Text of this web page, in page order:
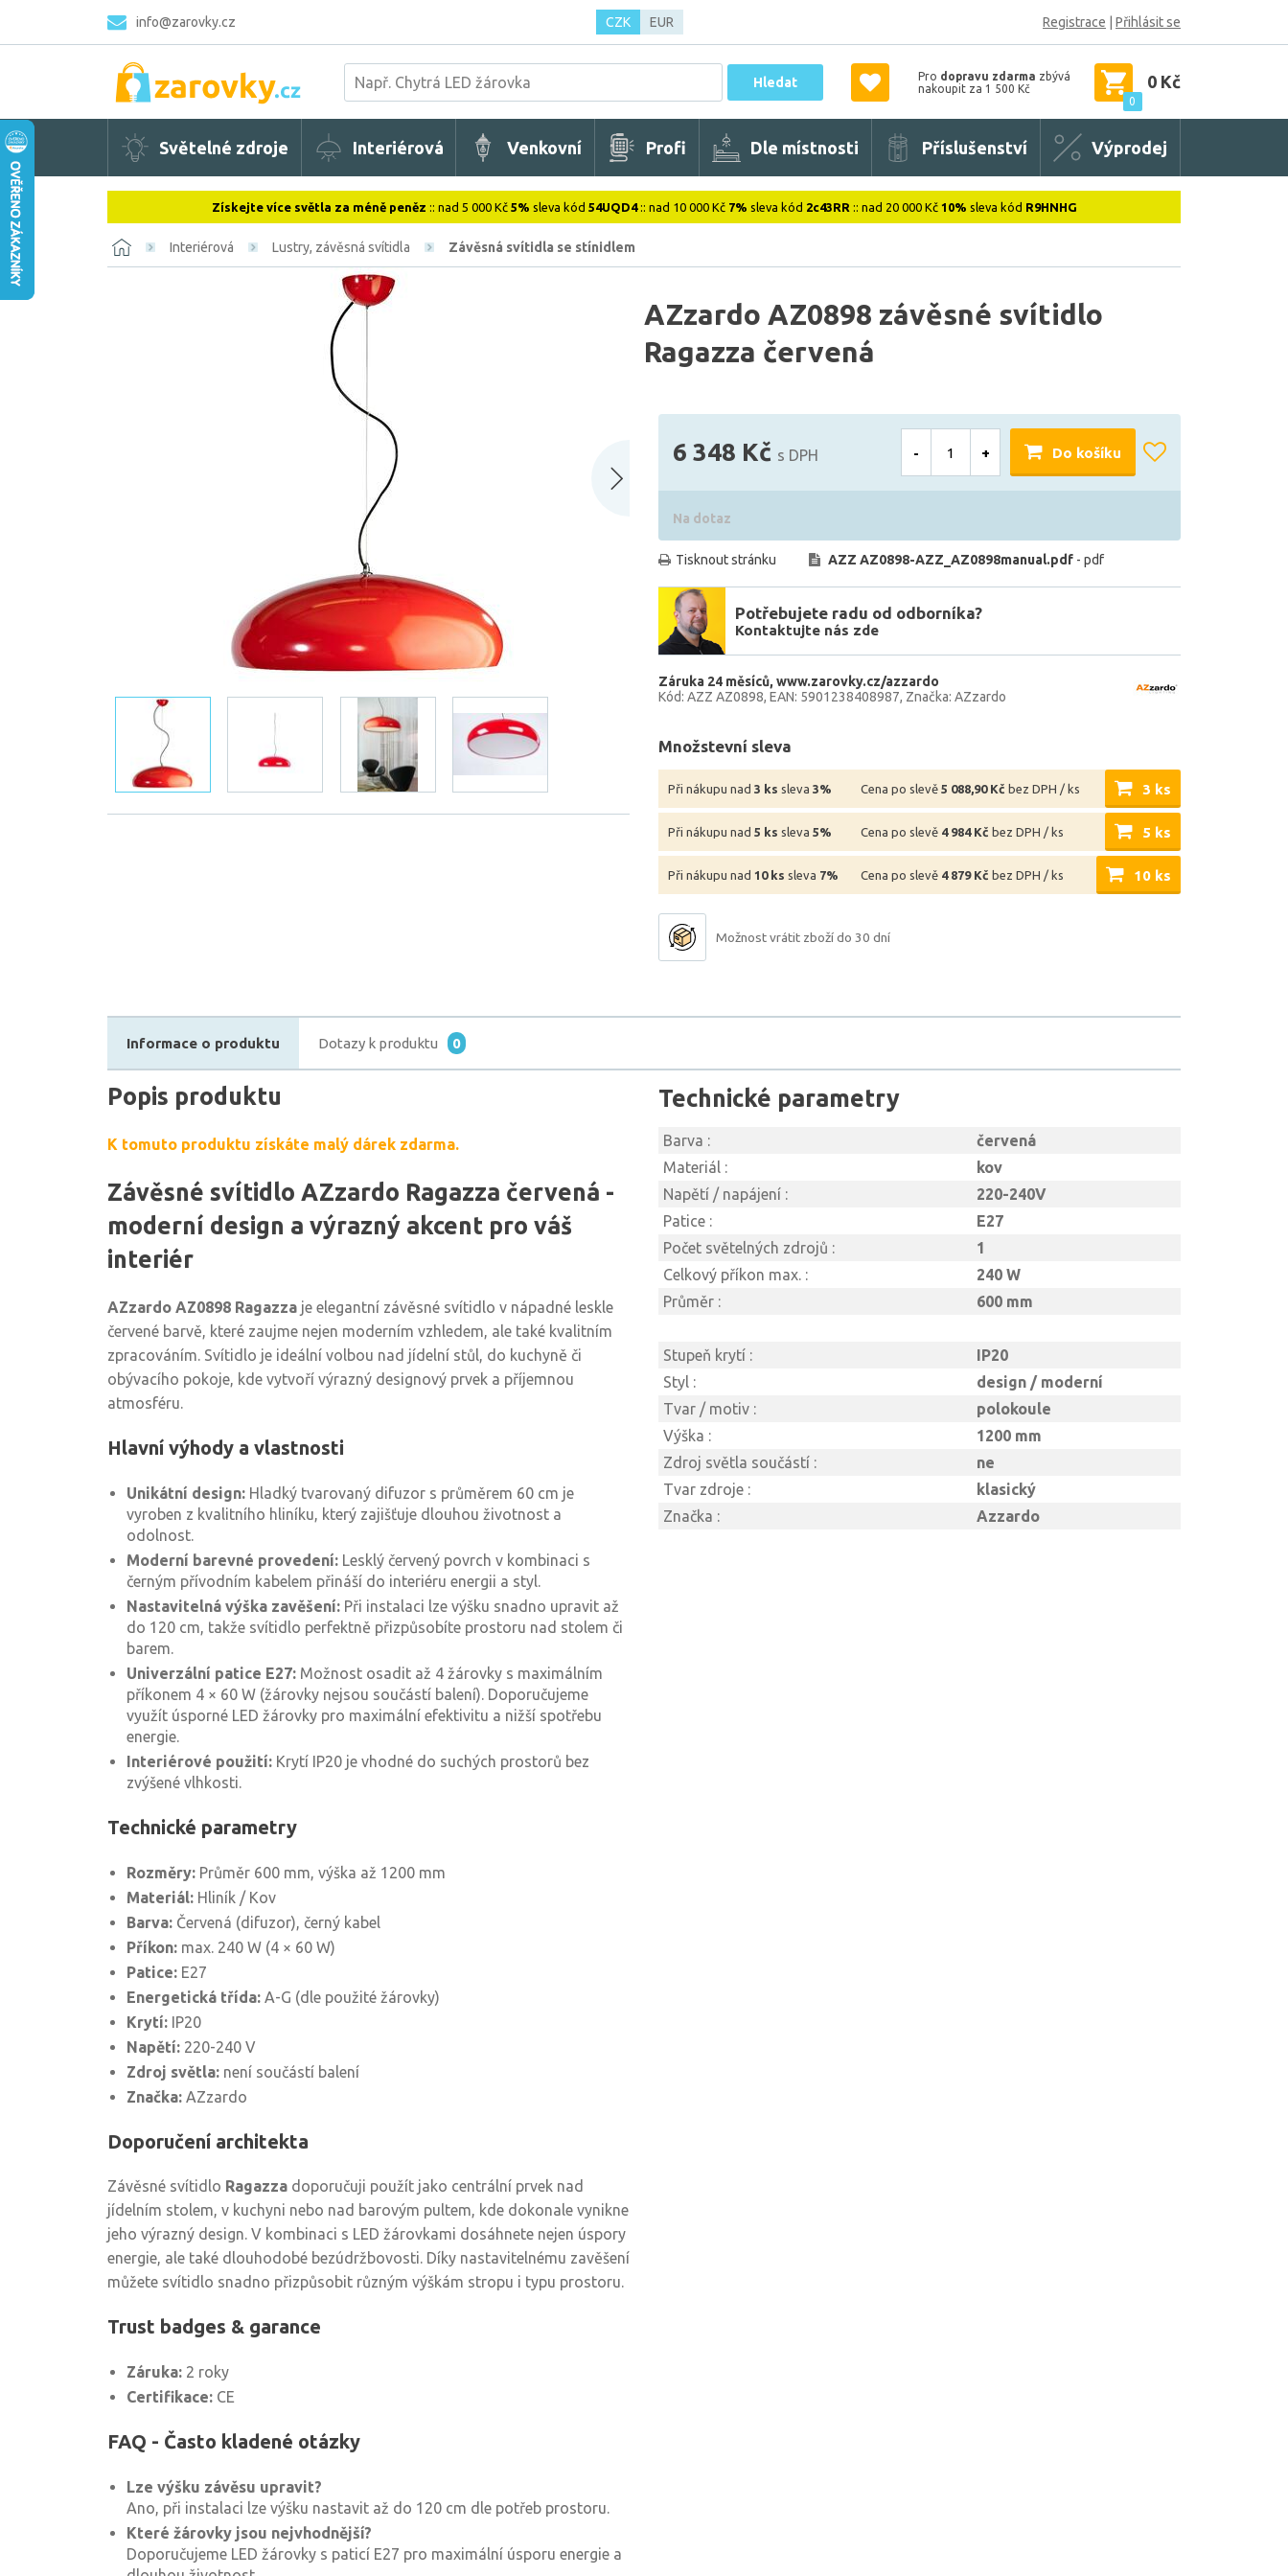
info@zarovky.cz CZK EUR Registrace Přihlásit se
Hledat Pro dopravu zdarma zbývá
nakoupit za 1 500 Kč
0
0 Kč
Světelné zdroje Interiérová Venkovní Profi Dle místnosti Příslušenství Výprodej
Získejte více světla za méně peněz :: nad 5 000 Kč 5% sleva kód 54UQD4:: nad 10 000 Kč 7% sleva kód 2c43RR :: nad 20 000 Kč 10% sleva kód R9HNHG
Interiérová Lustry, závěsná svítidla Závěsná svítidla se stínidlem
AZzardo AZ0898 závěsné svítidlo
Ragazza červená
6 348 Kč s DPH - + Do košíku
Na dotaz
Tisknout stránku AZZ AZ0898-AZZ_AZ0898manual.pdf - pdf
Potřebujete radu od odborníka?
Kontaktujte nás zde
Záruka 24 měsíců www.zarovky.cz/azzardo
Kód: AZZ AZ0898 EAN: 5901238408987 Značka: AZzardo
Množstevní sleva
Při nákupu nad 3 ks sleva 3% Cena po slevě 5 088,90 Kč bez DPH / ks 3 ks
Při nákupu nad 5 ks sleva 5% Cena po slevě 4 984 Kč bez DPH / ks 5 ks
Při nákupu nad 10 ks sleva 7% Cena po slevě 4 879 Kč bez DPH / ks 10 ks
Možnost vrátit zboží do 30 dní
Informace o produktu Dotazy k produktu 0
Popis produktu
K tomuto produktu získáte malý dárek zdarma.
Závěsné svítidlo AZzardo Ragazza červená -
moderní design a výrazný akcent pro váš
interiér
AZzardo AZ0898 Ragazza je elegantní závěsné svítidlo v nápadné leskle
červené barvě, které zaujme nejen moderním vzhledem, ale také kvalitním
zpracováním. Svítidlo je ideální volbou nad jídelní stůl, do kuchyně či
obývacího pokoje, kde vytvoří výrazný designový prvek a příjemnou
atmosféru.
Hlavní výhody a vlastnosti
Unikátní design: Hladký tvarovaný difuzor s průměrem 60 cm je
vyroben z kvalitního hliníku, který zajišťuje dlouhou životnost a
odolnost.
Moderní barevné provedení: Lesklý červený povrch v kombinaci s
černým přívodním kabelem přináší do interiéru energii a styl.
Nastavitelná výška zavěšení: Při instalaci lze výšku snadno upravit až
do 120 cm, takže svítidlo perfektně přizpůsobíte prostoru nad stolem či
barem.
Univerzální patice E27: Možnost osadit až 4 žárovky s maximálním
příkonem 4 × 60 W (žárovky nejsou součástí balení). Doporučujeme
využít úsporné LED žárovky pro maximální efektivitu a nižší spotřebu
energie.
Interiérové použití: Krytí IP20 je vhodné do suchých prostorů bez
zvýšené vlhkosti.
Technické parametry
Rozměry: Průměr 600 mm, výška až 1200 mm
Materiál: Hliník / Kov
Barva: Červená (difuzor), černý kabel
Příkon: max. 240 W (4 × 60 W)
Patice: E27
Energetická třída: A-G (dle použité žárovky)
Krytí: IP20
Napětí: 220-240 V
Zdroj světla: není součástí balení
Značka: AZzardo
Doporučení architekta
Závěsné svítidlo Ragazza doporučuji použít jako centrální prvek nad
jídelním stolem, v kuchyni nebo nad barovým pultem, kde dokonale vynikne
jeho výrazný design. V kombinaci s LED žárovkami dosáhnete nejen úspory
energie, ale také dlouhodobé bezúdržbovosti. Díky nastavitelnému zavěšení
můžete svítidlo snadno přizpůsobit různým výškám stropu i typu prostoru.
Trust badges & garance
Záruka: 2 roky
Certifikace: CE
FAQ - Často kladené otázky
Lze výšku závěsu upravit?
Ano, při instalaci lze výšku nastavit až do 120 cm dle potřeb prostoru.
Které žárovky jsou nejvhodnější?
Doporučujeme LED žárovky s paticí E27 pro maximální úsporu energie a
Technické parametry
Barva :
červená
Materiál :
kov
Napětí / napájení :
220-240V
Patice :
E27
Počet světelných zdrojů :
1
Celkový příkon max. :
240 W
Průměr :
600 mm
Stupeň krytí :
IP20
Styl :
design / moderní
Tvar / motiv :
polokoule
Výška :
1200 mm
Zdroj světla součástí :
ne
Tvar zdroje :
klasický
Značka :
Azzardo